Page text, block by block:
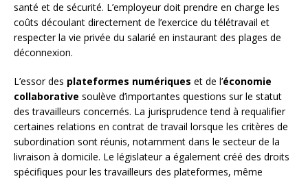
santé et de sécurité. L’employeur doit prendre en charge les
coûts découlant directement de l’exercice du télétravail et
respecter la vie privée du salarié en instaurant des plages de
déconnexion.
L’essor des plateformes numériques et de l’économie
collaborative soulève d’importantes questions sur le statut
des travailleurs concernés. La jurisprudence tend à requalifier
certaines relations en contrat de travail lorsque les critères de
subordination sont réunis, notamment dans le secteur de la
livraison à domicile. Le législateur a également créé des droits
spécifiques pour les travailleurs des plateformes, même